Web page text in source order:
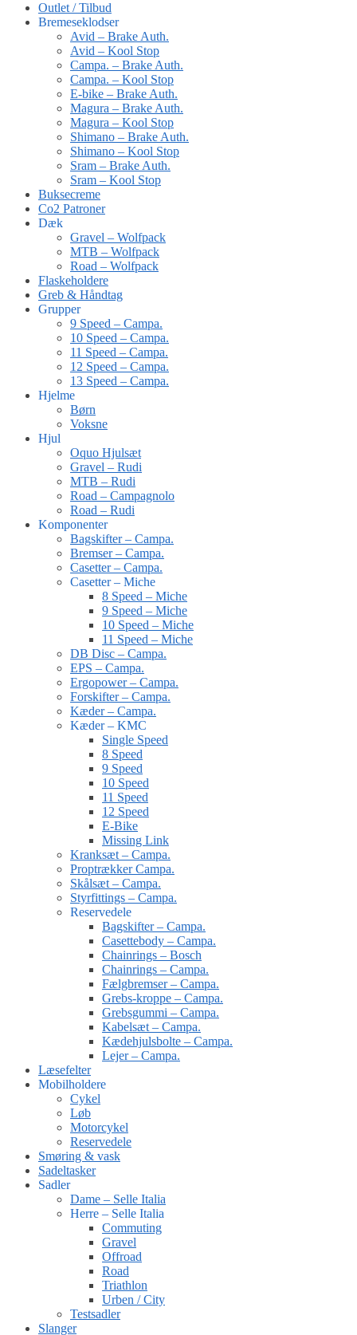
Outlet / Tilbud
Bremeseklodser
Avid – Brake Auth.
Avid – Kool Stop
Campa. – Brake Auth.
Campa. – Kool Stop
E-bike – Brake Auth.
Magura – Brake Auth.
Magura – Kool Stop
Shimano – Brake Auth.
Shimano – Kool Stop
Sram – Brake Auth.
Sram – Kool Stop
Buksecreme
Co2 Patroner
Dæk
Gravel – Wolfpack
MTB – Wolfpack
Road – Wolfpack
Flaskeholdere
Greb & Håndtag
Grupper
9 Speed – Campa.
10 Speed – Campa.
11 Speed – Campa.
12 Speed – Campa.
13 Speed – Campa.
Hjelme
Børn
Voksne
Hjul
Oquo Hjulsæt
Gravel – Rudi
MTB – Rudi
Road – Campagnolo
Road – Rudi
Komponenter
Bagskifter – Campa.
Bremser – Campa.
Casetter – Campa.
Casetter – Miche
8 Speed – Miche
9 Speed – Miche
10 Speed – Miche
11 Speed – Miche
DB Disc – Campa.
EPS – Campa.
Ergopower – Campa.
Forskifter – Campa.
Kæder – Campa.
Kæder – KMC
Single Speed
8 Speed
9 Speed
10 Speed
11 Speed
12 Speed
E-Bike
Missing Link
Kranksæt – Campa.
Proptrækker Campa.
Skålsæt – Campa.
Styrfittings – Campa.
Reservedele
Bagskifter – Campa.
Casettebody – Campa.
Chainrings – Bosch
Chainrings – Campa.
Fælgbremser – Campa.
Grebs-kroppe – Campa.
Grebsgummi – Campa.
Kabelsæt – Campa.
Kædehjulsbolte – Campa.
Lejer – Campa.
Læsefelter
Mobilholdere
Cykel
Løb
Motorcykel
Reservedele
Smøring & vask
Sadeltasker
Sadler
Dame – Selle Italia
Herre – Selle Italia
Commuting
Gravel
Offroad
Road
Triathlon
Urben / City
Testsadler
Slanger